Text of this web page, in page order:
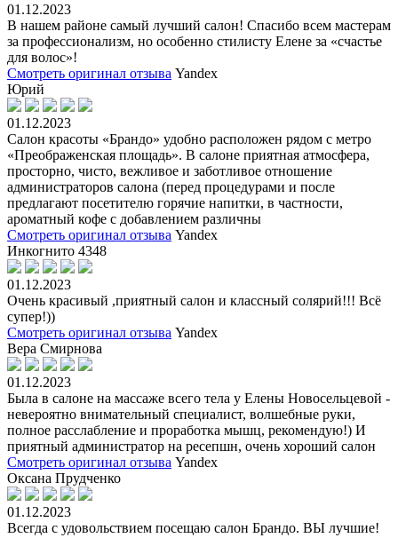
01.12.2023
В нашем районе самый лучший салон! Спасибо всем мастерам
за профессионализм, но особенно стилисту Елене за «счастье
для волос»!
Смотреть оригинал отзыва Yandex
Юрий
01.12.2023
Салон красоты «Брандо» удобно расположен рядом с метро
«Преображенская площадь». В салоне приятная атмосфера,
просторно, чисто, вежливое и заботливое отношение
администраторов салона (перед процедурами и после
предлагают посетителю горячие напитки, в частности,
ароматный кофе с добавлением различны
Смотреть оригинал отзыва Yandex
Инкогнито 4348
01.12.2023
Очень красивый ,приятный салон и классный солярий!!! Всë
супер!))
Смотреть оригинал отзыва Yandex
Вера Смирнова
01.12.2023
Была в салоне на массаже всего тела у Елены Новосельцевой -
невероятно внимательный специалист, волшебные руки,
полное расслабление и проработка мышц, рекомендую!) И
приятный администратор на ресепшн, очень хороший салон
Смотреть оригинал отзыва Yandex
Оксана Прудченко
01.12.2023
Всегда с удовольствием посещаю салон Брандо. ВЫ лучшие!